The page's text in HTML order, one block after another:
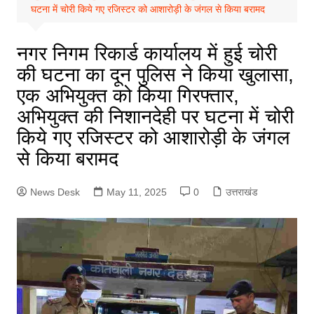
घटना में चोरी किये गए रजिस्टर को आशारोड़ी के जंगल से किया बरामद
नगर निगम रिकार्ड कार्यालय में हुई चोरी
की घटना का दून पुलिस ने किया खुलासा,
एक अभियुक्त को किया गिरफ्तार,
अभियुक्त की निशानदेही पर घटना में चोरी
किये गए रजिस्टर को आशारोड़ी के जंगल
से किया बरामद
News Desk May 11, 2025 0 उत्तराखंड